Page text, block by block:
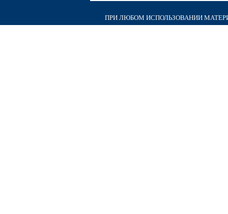
ПРИ ЛЮБОМ ИСПОЛЬЗОВАНИИ